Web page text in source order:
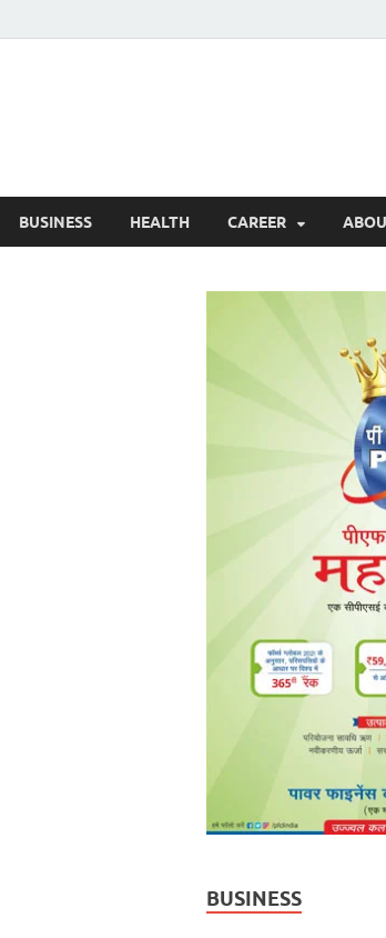
BUSINESS HEALTH CAREER
BUSINESS